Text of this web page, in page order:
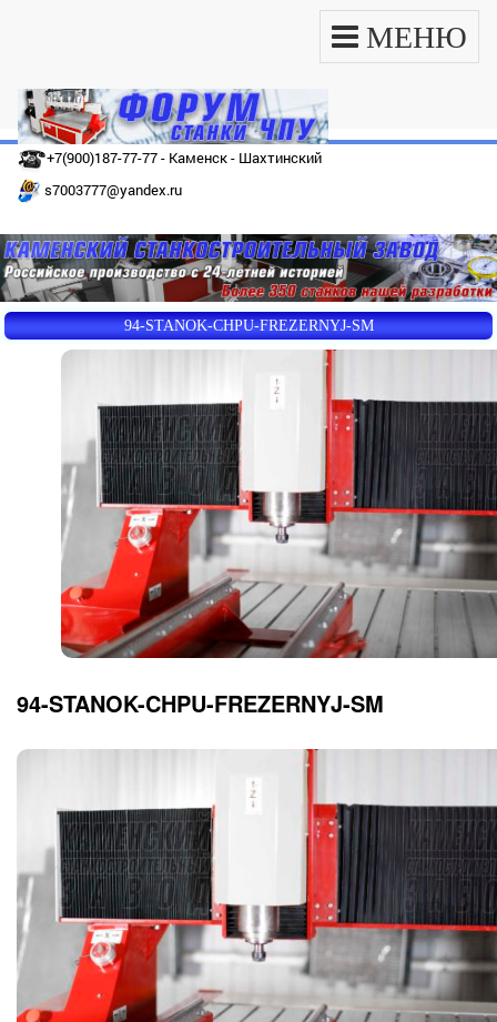
МЕНЮ
+7(900)187-77-77 - Каменск - Шахтинский
s7003777@yandex.ru
94-STANOK-CHPU-FREZERNYJ-SM
94-STANOK-CHPU-FREZERNYJ-SM